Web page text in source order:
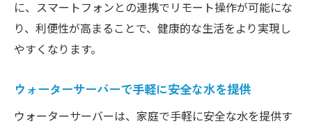
に、スマートフォンとの連携でリモート操作が可能にな
り、利便性が高まることで、健康的な生活をより実現し
やすくなります。
ウォーターサーバーで手軽に安全な水を提供
ウォーターサーバーは、家庭で手軽に安全な水を提供す